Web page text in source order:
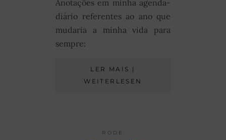
Anotações em minha agenda-
diário referentes ao ano que
mudaria a minha vida para
sempre:
LER MAIS |
WEITERLESEN
RODE